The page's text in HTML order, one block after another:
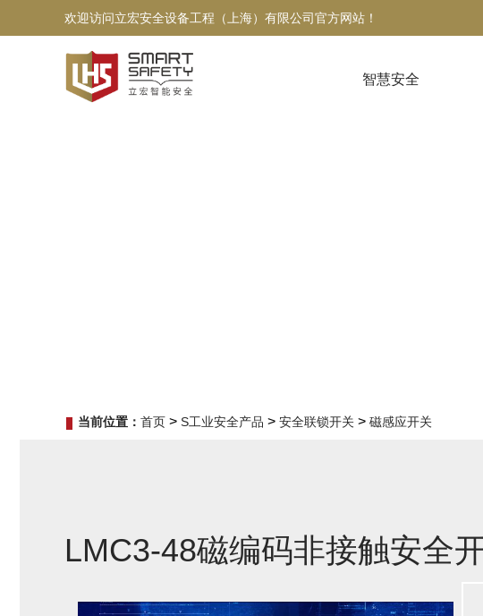
欢迎访问立宏安全设备工程（上海）有限公司官方网站！
智慧安全
当前位置： 首页 > S工业安全产品 > 安全联锁开关 > 磁感应开关
LMC3-48磁编码非接触安全